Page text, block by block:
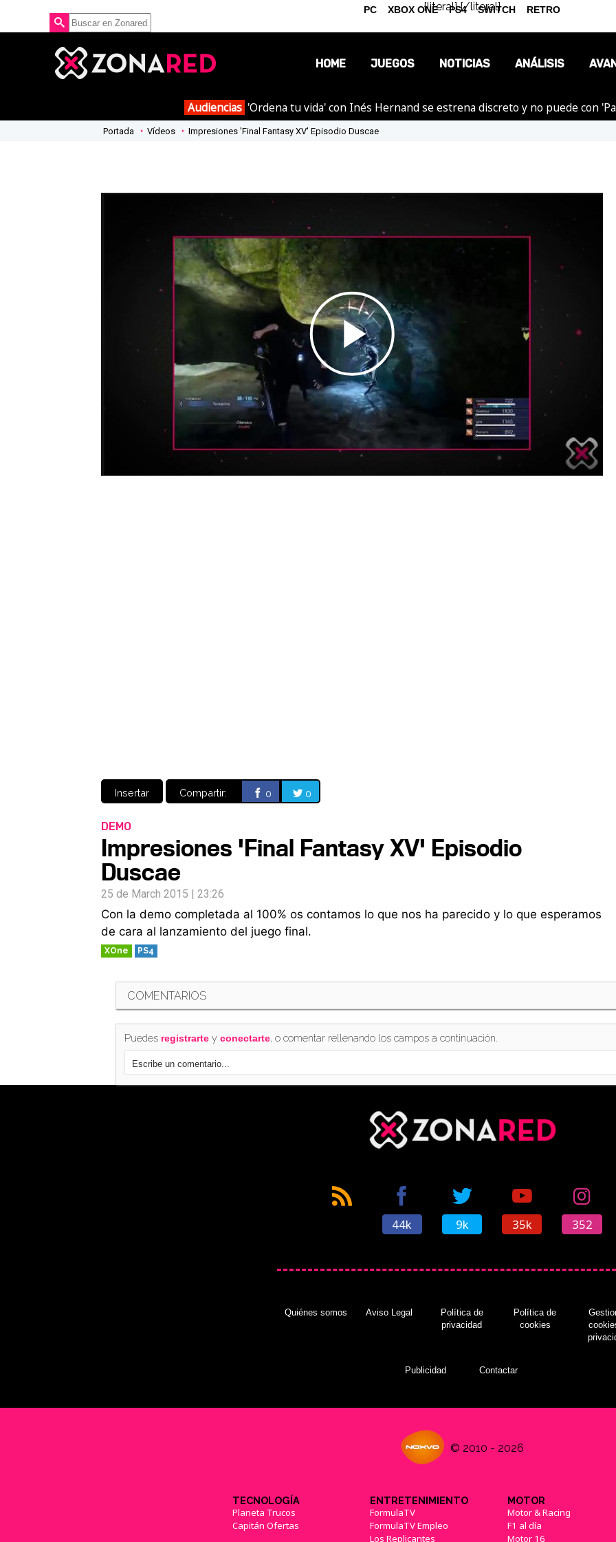
{literal}{/literal}
HOME JUEGOS NOTICIAS
OPINIÓN
ANÁLISIS
Audiencias 'Ordena tu vida' con Inés Hernand se estrena discreto y no puede con
Portada Vídeos Impresiones 'Final Fantasy XV' Episodio Duscae
Play
Video
Insertar Compartir: 0 0
DEMO
Impresiones 'Final Fantasy XV' Episodio
Duscae
25 de March 2015 | 23:26
Con la demo completada al 100% os contamos lo que nos ha parecido y lo que esperamos
de cara al lanzamiento del juego final.
XOne PS4
COMENTARIOS
Puedes registrartey conectarte, o comentar rellenando los campos a continuación.
PC XBOX ONE PS4 SWITCH RETRO
44k 9k 35k 352
Quiénes somos Aviso Legal
Política de
privacidad
Política de
cookies
Publicidad Contactar
© 2010 - 2026
TECNOLOGÍA
Planeta Trucos
Capitán Ofertas
ENTRETENIMIENTO
FormulaTV
FormulaTV Empleo
Los Replicantes
MOTOR
Motor & Racing
F1 al día
Motor 16